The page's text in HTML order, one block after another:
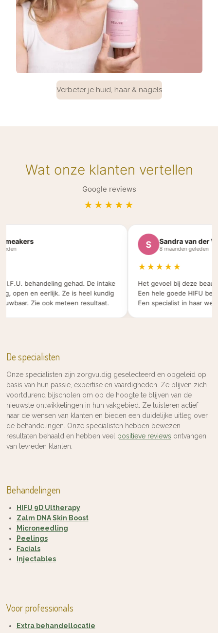
Verbeter je huid, haar & nagels
Wat onze klanten vertellen
Google reviews
★★★★★
behandeling gehad. De intake
en eerlijk. Ze is heel kundig
Zie ook meteen resultaat.
S Sandra van der
8 maanden geleden
★★★★★
Het gevoel bij deze beauty
Een hele goede HIFU
Een specialist in haar werk.
De specialisten
Onze specialisten zijn zorgvuldig geselecteerd en opgeleid op
basis van hun passie, expertise en vaardigheden. Ze blijven zich
voortdurend bijscholen om op de hoogte te blijven van de
nieuwste ontwikkelingen in hun vakgebied. Ze luisteren actief
naar de wensen van klanten en bieden een duidelijke uitleg over
de behandelingen. Onze specialisten hebben bewezen
resultaten behaald en hebben veel positieve reviews ontvangen
van tevreden klanten.
Behandelingen
HIFU 9D Ultherapy
Zalm DNA Skin Boost
Microneedling
Peelings
Facials
Injectables
Voor professionals
Extra behandellocatie